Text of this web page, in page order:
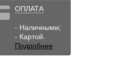
ОПЛАТА
- Наличными;
- Картой.
Подробнее